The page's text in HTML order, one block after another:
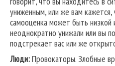
униженным, или же вам
самооценка может быть низкой
неоднократно унижали или вы
подстрекает вас или же
Люди:Провокаторы. Злобные